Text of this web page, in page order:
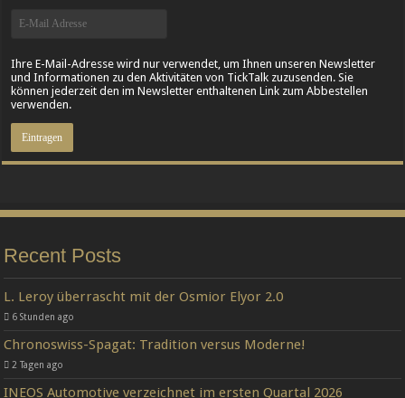
Ihre E-Mail-Adresse wird nur verwendet, um Ihnen unseren Newsletter
und Informationen zu den Aktivitäten von TickTalk zuzusenden. Sie
können jederzeit den im Newsletter enthaltenen Link zum Abbestellen
verwenden.
Recent Posts
L. Leroy überrascht mit der Osmior Elyor 2.0
6 Stunden ago
Chronoswiss-Spagat: Tradition versus Moderne!
2 Tagen ago
INEOS Automotive verzeichnet im ersten Quartal 2026